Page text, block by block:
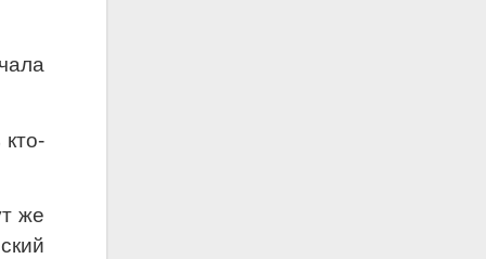
же